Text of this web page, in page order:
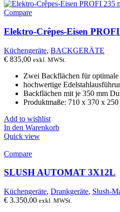
Compare
Elektro-Crêpes-Eisen
Küchengeräte, BACKGERÄTE
€ 835,00 exkl. MWSt.
Zwei Backflächen für
hochwertige
Backflächen mit je 350 mm
Produktmaße: 710 x 370 x
Add to wishlist
In den Warenkorb
Quick view
Compare
SLUSH AUTOMAT 3X12L
Küchengeräte, Drankgeräte, Slush-
€ 3.350,00 exkl. MWSt.